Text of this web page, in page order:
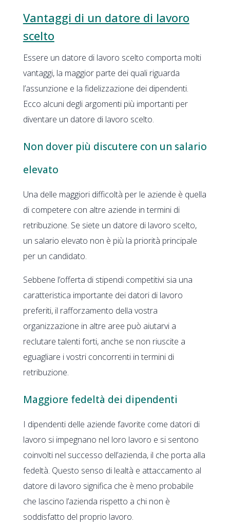
Vantaggi di un datore di lavoro
scelto
Essere un datore di lavoro scelto comporta molti
vantaggi, la maggior parte dei quali riguarda
l’assunzione e la fidelizzazione dei dipendenti.
Ecco alcuni degli argomenti più importanti per
diventare un datore di lavoro scelto.
Non dover più discutere con un salario
elevato
Una delle maggiori difficoltà per le aziende è quella
di competere con altre aziende in termini di
retribuzione. Se siete un datore di lavoro scelto,
un salario elevato non è più la priorità principale
per un candidato.
Sebbene l’offerta di stipendi competitivi sia una
caratteristica importante dei datori di lavoro
preferiti, il rafforzamento della vostra
organizzazione in altre aree può aiutarvi a
reclutare talenti forti, anche se non riuscite a
eguagliare i vostri concorrenti in termini di
retribuzione.
Maggiore fedeltà dei dipendenti
I dipendenti delle aziende favorite come datori di
lavoro si impegnano nel loro lavoro e si sentono
coinvolti nel successo dell’azienda, il che porta alla
fedeltà. Questo senso di lealtà e attaccamento al
datore di lavoro significa che è meno probabile
che lascino l’azienda rispetto a chi non è
soddisfatto del proprio lavoro.